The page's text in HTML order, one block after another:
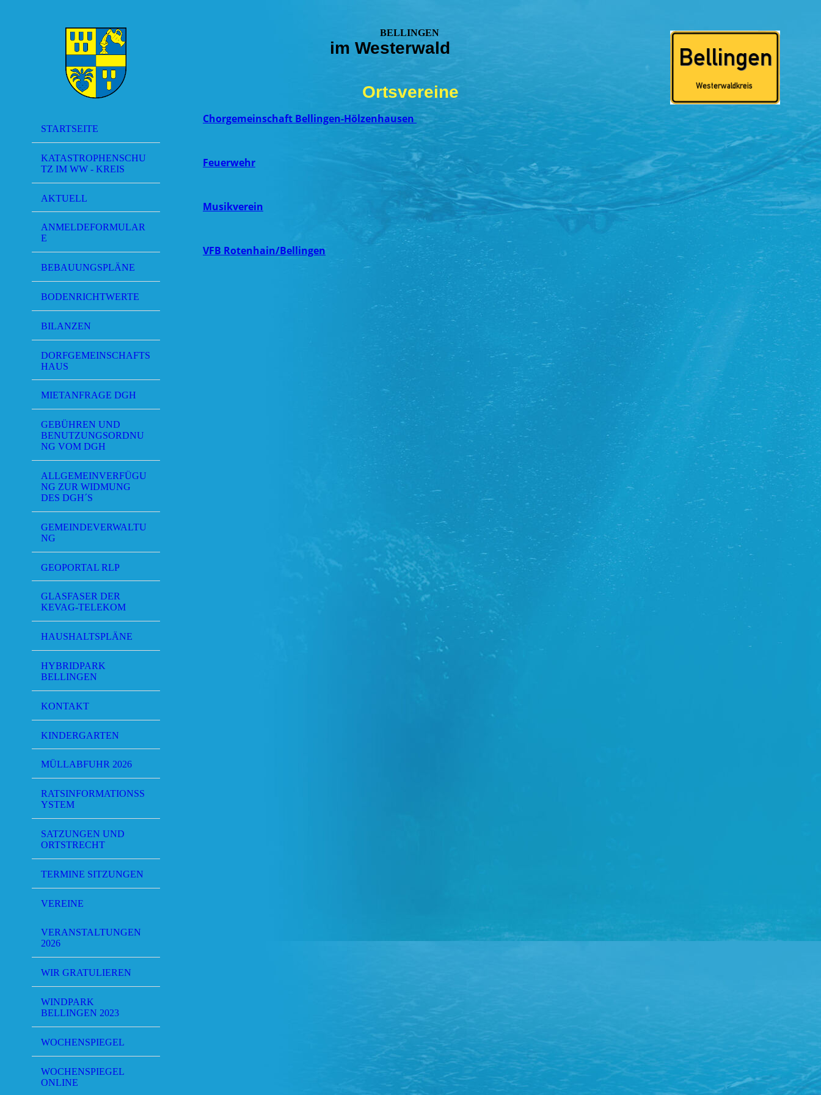
STARTSEITE
KATASTROPHENSCHU
TZ IM WW - KREIS
AKTUELL
ANMELDEFORMULAR
E
BEBAUUNGSPLÄNE
BODENRICHTWERTE
BILANZEN
DORFGEMEINSCHAFTS
HAUS
MIETANFRAGE DGH
GEBÜHREN UND
BENUTZUNGSORDNU
NG VOM DGH
ALLGEMEINVERFÜGU
NG ZUR WIDMUNG
DES DGH´S
GEMEINDEVERWALTU
NG
GEOPORTAL RLP
GLASFASER DER
KEVAG-TELEKOM
HAUSHALTSPLÄNE
HYBRIDPARK
BELLINGEN
KONTAKT
KINDERGARTEN
MÜLLABFUHR 2026
RATSINFORMATIONSS
YSTEM
SATZUNGEN UND
ORTSTRECHT
TERMINE SITZUNGEN
VEREINE
VERANSTALTUNGEN
2026
WIR GRATULIEREN
WINDPARK
BELLINGEN 2023
WOCHENSPIEGEL
WOCHENSPIEGEL
ONLINE
BELLINGEN
im Westerwald
Ortsvereine
Chorgemeinschaft Bellingen-Hölzenhausen
Feuerwehr
Musikverein
VFB Rotenhain/Bellingen